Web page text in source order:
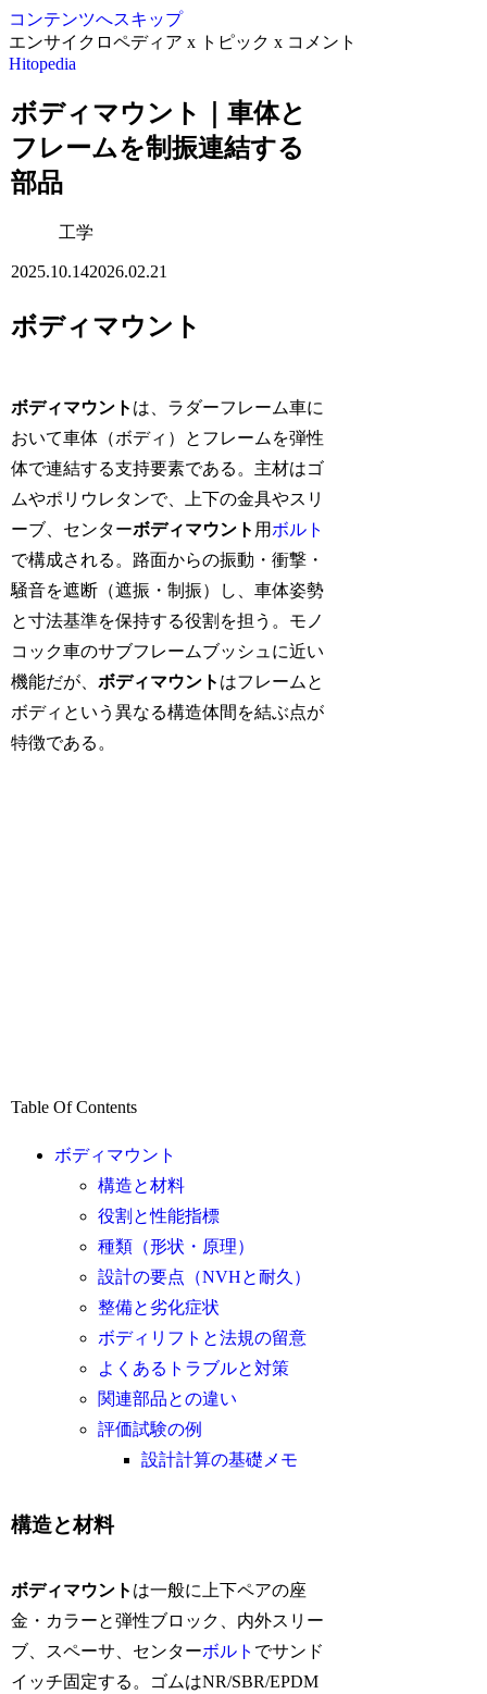
コンテンツへスキップ
エンサイクロペディア x トピック x コメント
Hitopedia
ボディマウント｜車体と
フレームを制振連結する
部品
工学
2025.10.142026.02.21
ボディマウント
ボディマウント は、ラダーフレーム車に
おいて車体（ボディ）とフレームを弾性
体で連結する支持要素である。主材はゴ
ムやポリウレタンで、上下の金具やスリ
ーブ、センターボディマウント 用 ボルト
で構成される。路面からの振動・衝撃・
騒音を遮断（遮振・制振）し、車体姿勢
と寸法基準を保持する役割を担う。モノ
コック車のサブフレームブッシュに近い
機能だが、ボディマウント はフレームと
ボディという異なる構造体間を結ぶ点が
特徴である。
Table Of Contents
ボディマウント
構造と材料
役割と性能指標
種類（形状・原理）
設計の要点（NVHと耐久）
整備と劣化症状
ボディリフトと法規の留意
よくあるトラブルと対策
関連部品との違い
評価試験の例
設計計算の基礎メモ
構造と材料
ボディマウント は一般に上下ペアの座
金・カラーと弾性ブロック、内外スリー
ブ、スペーサ、センターボルト でサンド
イッチ固定する。ゴムはNR/SBR/EPDM